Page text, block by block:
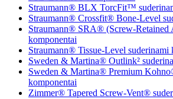
Straumann® BLX TorcFit™
Straumann® Crossfit® Bone-Level
Straumann® SRA® (Screw-Retained
komponentai
Straumann® Tissue-Level suderinami
Sweden & Martina® Outlink²
Sweden & Martina® Premium
komponentai
Zimmer® Tapered Screw-Vent®